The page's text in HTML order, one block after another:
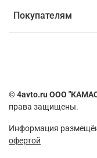
Покупателям
©4avto.ru ООО
права защищены.
Информация
офертой